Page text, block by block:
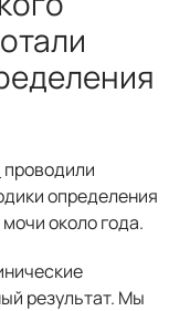
проводили
определения
около года.
результат. Мы